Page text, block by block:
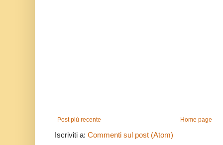
Post più recente Home page
Iscriviti a: Commenti sul post (Atom)